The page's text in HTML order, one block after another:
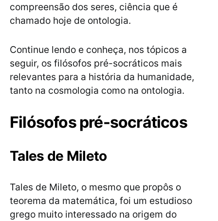
compreensão dos seres, ciência que é
chamado hoje de ontologia.
Continue lendo e conheça, nos tópicos a
seguir, os filósofos pré-socráticos mais
relevantes para a história da humanidade,
tanto na cosmologia como na ontologia.
Filósofos pré-socráticos
Tales de Mileto
Tales de Mileto, o mesmo que propôs o
teorema da matemática, foi um estudioso
grego muito interessado na origem do